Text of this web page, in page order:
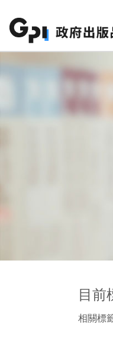
目前
相關標